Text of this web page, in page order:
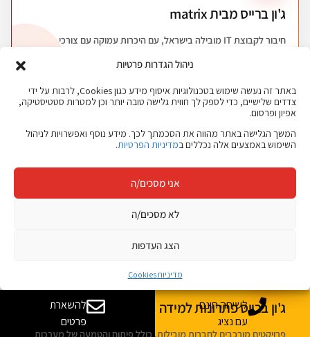
ניהול הגדרות פרטיות
באתר זה נעשה שימוש בטכנולוגיות איסוף מידע כגון Cookies, לרבות על ידי
צדדים שלישיים, כדי לספק לך חווית גלישה טובה יותר וכן למטרות סטטיסטיקה,
אפיון ופרסום.
המשך הגלישה באתר מהווה את הסכמתך לכך. מידע נוסף ואפשרויות לניהול
השימוש באמצעים אלה נכללים במדיניות הפרטיות.
אני מסכים/ה
לא מסכים/ה
הצג העדפות
מדיניות Cookies
ג'ון ברייס מבית matrix
חיבור לקבוצת IT מובילה בישראל, עם היכרות עמוקה עם צורכי
מסלולי הכשרה והשמה ייעודיים למצטיינים, המחברים בין מועמדים
איכותיים לחברות מגייסות.
ג'ון ברייס פתרונות למידה
פרויקטים מורכבים לחברות מובילות, כולל פיתוח והטמעה של מערכות
לשיחה חינם
עם נציג
להשארת
פרטים